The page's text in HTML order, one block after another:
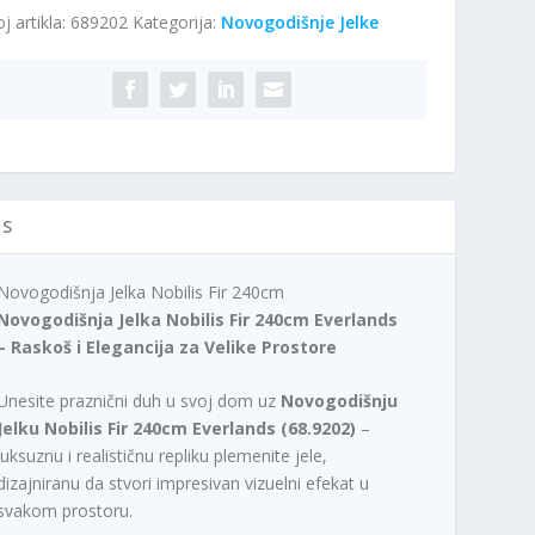
artikla: 689202 Kategorija: Novogodišnje Jelke
Novogodišnja Jelka Nobilis Fir 240cm
Jelka Nobilis Fir 240cm Everlands
Raskoš i Elegancija za Velike Prostore
praznični duh u svoj dom uz Novogodišnju
Jelku Nobilis Fir 240cm Everlands (68.9202) –
i realističnu repliku plemenite jele,
da stvori impresivan vizuelni efekat u
prostoru.